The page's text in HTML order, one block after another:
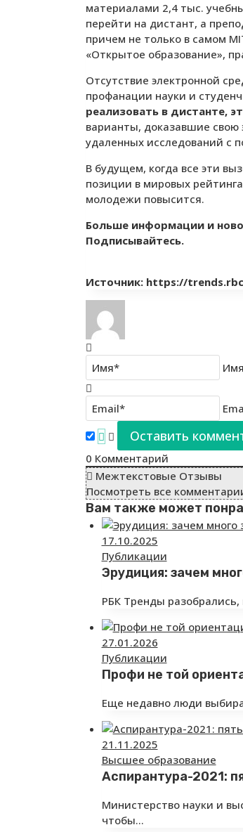
материалами 2,4 тыс.
перейти на дистант, а
причем не только в самом
«Открытое образование»,
Отсутствие электронной
профанации науки и
реализовать в дистанте,
варианты, доказавшие свою
удаленных исследований с
В будущем, когда все эти
позиции в мировых
молодежи повысится.
Больше информации и
Подписывайтесь.
Источник: https://
0 Комментарий
Межтекстовые Отзывы
Посмотреть все
Вам также может
17.10.2025
Публикации
Эрудиция: зачем
РБК Тренды разобрались,
27.01.2026
Публикации
Профи не той
Еще недавно люди
21.11.2025
Высшее образование
Аспирантура-2021:
Министерство науки и
чтобы…